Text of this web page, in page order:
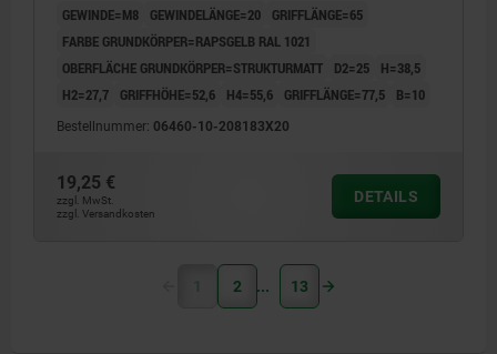
GEWINDE=M8 GEWINDELÄNGE=20
GRIFFLÄNGE=65
FARBE GRUNDKÖRPER=RAPSGELB RAL 1021
OBERFLÄCHE GRUNDKÖRPER=STRUKTURMATT
D2=25
H=38,5
H2=27,7
GRIFFHÖHE=52,6 H4=55,6 GRIFFLÄNGE=77,5 B=10
Bestellnummer: 06460-10-208183X20
19,25 €
zzgl. MwSt.
zzgl. Versandkosten
DETAILS
1 2 13